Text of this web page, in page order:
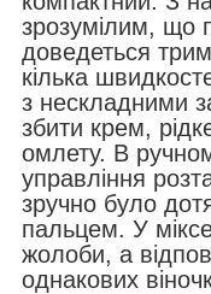
зрозумілим, що
доведеться
кілька
з нескладними
збити крем,
омлету. В
управління
зручно було
пальцем. У
жолоби, а
однакових